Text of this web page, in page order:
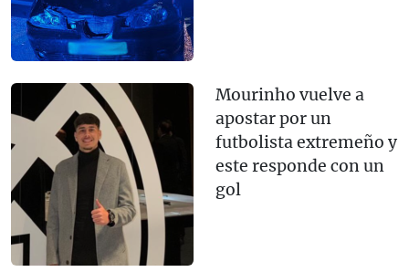
Mourinho vuelve a
apostar por un
futbolista extremeño y
este responde con un
gol